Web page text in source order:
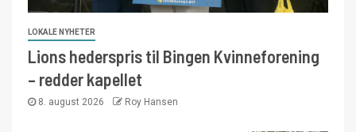
LOKALE NYHETER
Lions hederspris til Bingen Kvinneforening
– redder kapellet
8. august 2026 Roy Hansen